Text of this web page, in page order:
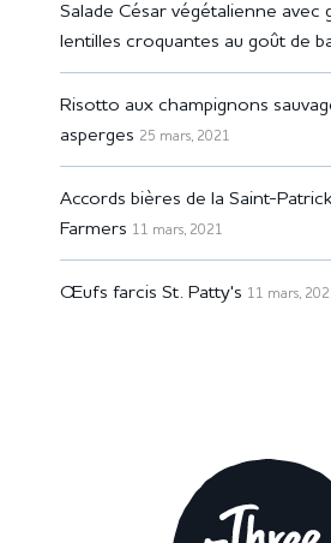
Salade César végétalienne avec
lentilles croquantes au goût de
Risotto aux champignons
asperges 25 mars, 2021
Accords bières de la Saint-
Farmers 11 mars, 2021
Œufs farcis St. Patty's 11 mars,